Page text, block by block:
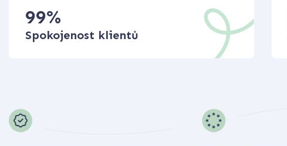
99%
Spokojenost klientů